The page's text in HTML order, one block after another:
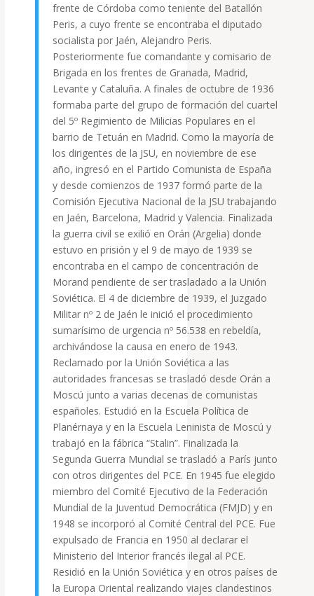
frente de Córdoba como teniente del Batallón
Peris, a cuyo frente se encontraba el diputado
socialista por Jaén, Alejandro Peris.
Posteriormente fue comandante y comisario de
Brigada en los frentes de Granada, Madrid,
Levante y Cataluña. A finales de octubre de 1936
formaba parte del grupo de formación del cuartel
del 5º Regimiento de Milicias Populares en el
barrio de Tetuán en Madrid. Como la mayoría de
los dirigentes de la JSU, en noviembre de ese
año, ingresó en el Partido Comunista de España
y desde comienzos de 1937 formó parte de la
Comisión Ejecutiva Nacional de la JSU trabajando
en Jaén, Barcelona, Madrid y Valencia. Finalizada
la guerra civil se exilió en Orán (Argelia) donde
estuvo en prisión y el 9 de mayo de 1939 se
encontraba en el campo de concentración de
Morand pendiente de ser trasladado a la Unión
Soviética. El 4 de diciembre de 1939, el Juzgado
Militar nº 2 de Jaén le inició el procedimiento
sumarísimo de urgencia nº 56.538 en rebeldía,
archivándose la causa en enero de 1943.
Reclamado por la Unión Soviética a las
autoridades francesas se trasladó desde Orán a
Moscú junto a varias decenas de comunistas
españoles. Estudió en la Escuela Política de
Planérnaya y en la Escuela Leninista de Moscú y
trabajó en la fábrica “Stalin”. Finalizada la
Segunda Guerra Mundial se trasladó a París junto
con otros dirigentes del PCE. En 1945 fue elegido
miembro del Comité Ejecutivo de la Federación
Mundial de la Juventud Democrática (FMJD) y en
1948 se incorporó al Comité Central del PCE. Fue
expulsado de Francia en 1950 al declarar el
Ministerio del Interior francés ilegal al PCE.
Residió en la Unión Soviética y en otros países de
la Europa Oriental realizando viajes clandestinos